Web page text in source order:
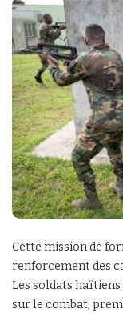
Cette mission de
renforcement des
Les soldats
sur le combat,